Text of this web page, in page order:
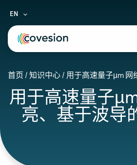
menu
menu
menu
menu
EN
首页 / 知识中心 / 用于高速量子µm 网
用于高速量子
亮、基于波导